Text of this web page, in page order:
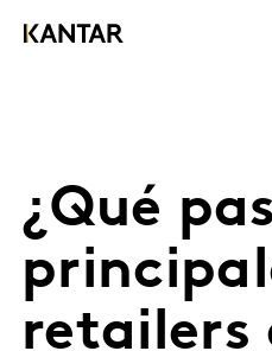
¿Qué
retailers